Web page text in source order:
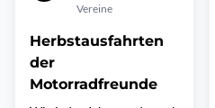
Vereine
Herbstausfahrten
der
Motorradfreunde